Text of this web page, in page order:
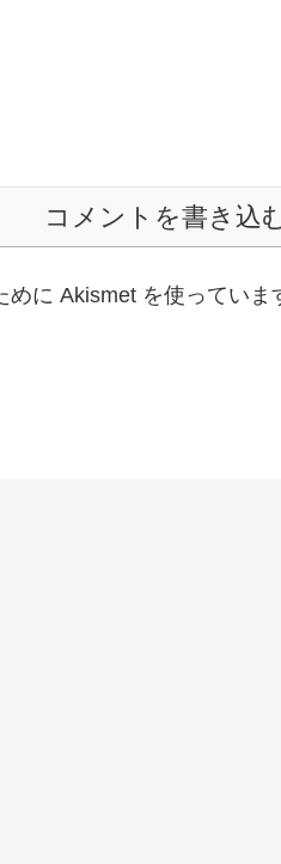
コメントを書き込
に Akismet を使っていま